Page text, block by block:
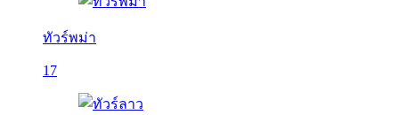
ทัวร์พม่า
17